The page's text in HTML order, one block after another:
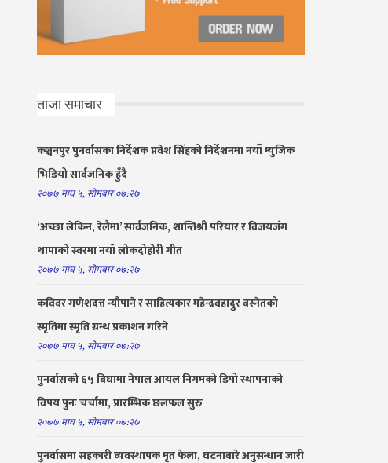
ताजा समाचार
कञ्चनपुर पुनर्वासका निर्देशक प्रवेश सिंहको निर्देशनमा नयाँ म्युजिक
भिडियो सार्वजनिक हुँदै
२०७७ माघ ५, सोमबार ०७:२७
‘अच्छा लेकिन, रेलैमा’ सार्वजनिक, शान्तिश्री परियार र विजयजंग
थापाको स्वरमा नयाँ लोकदोहोरी गीत
२०७७ माघ ५, सोमबार ०७:२७
कविवर गणेशदत्त न्यौपाने र साहित्यकार महेन्द्रबहादुर बस्नेतको
स्मृतिमा स्मृति ग्रन्थ प्रकाशन गरिने
२०७७ माघ ५, सोमबार ०७:२७
पुनर्वासको ६५ बिघामा नेपाल आयल निगमको डिपो स्थापनाको
विषय पुनः चर्चामा, प्रारम्भिक छलफल सुरु
२०७७ माघ ५, सोमबार ०७:२७
पुनर्वासमा सहकारी व्यवस्थापक मृत फेला, घटनाबारे अनुसन्धान जारी